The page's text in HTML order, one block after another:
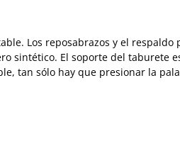
Los reposabrazos y el
sintético. El soporte del
tan sólo hay que presionar la